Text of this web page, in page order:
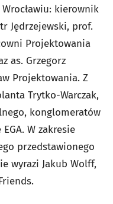
kierownik
Jędrzejewski, prof.
Projektowania
as. Grzegorz
Projektowania. Z
Trytko-Warczak,
konglomeratów
W zakresie
przedstawionego
wyrazi Jakub Wolff,